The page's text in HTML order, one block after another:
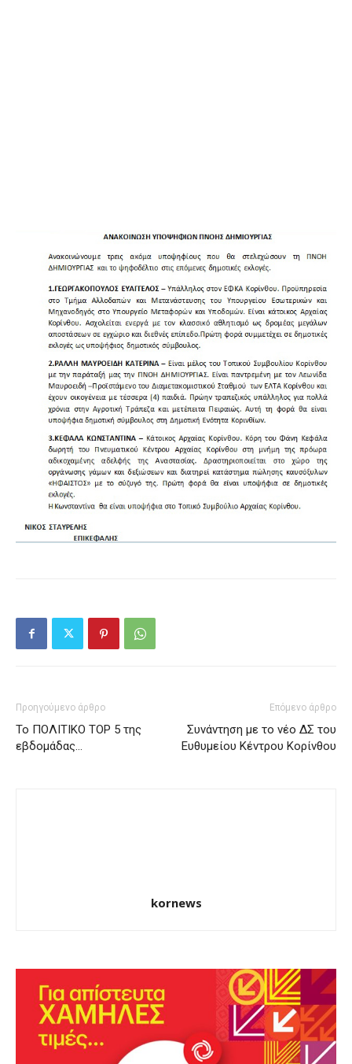
Προηγούμενο άρθρο
Το ΠΟΛΙΤΙΚΟ ΤΟP 5 της
εβδομάδας…
Επόμενο άρθρο
Συνάντηση με το νέο ΔΣ του
Ευθυμείου Κέντρου Κορίνθου
kornews